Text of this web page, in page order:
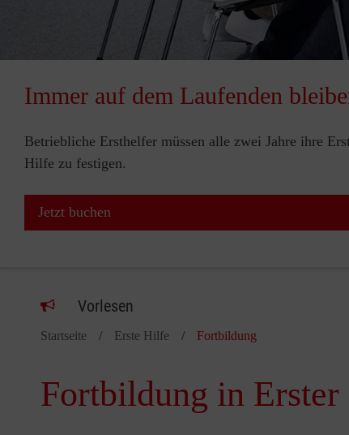
Immer auf dem Laufenden
Betriebliche Ersthelfer müssen alle zwei Jahre ihre
Hilfe zu festigen.
Jetzt buchen
Vorlesen
Startseite Erste Hilfe Fortbildung
Fortbildung in